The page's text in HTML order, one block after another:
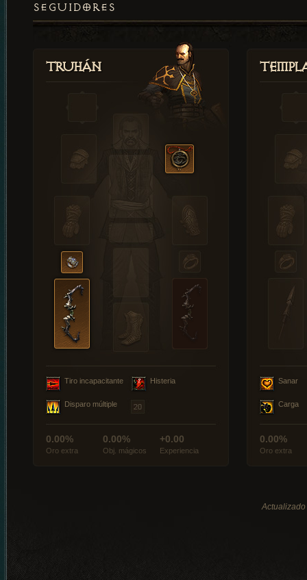
SEGUIDORES
Truhán
Tiro incapacitante Histeria
Disparo múltiple
0.00%
Oro extra
0.00%
Obj. mágicos
+0.00
Experiencia
Sanar
Carga
0.00%
Oro extra